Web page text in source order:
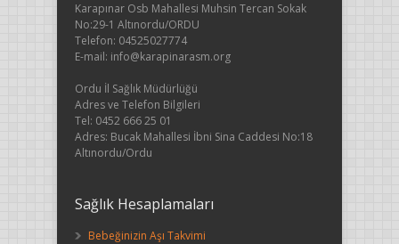
Karapınar Osb Mahallesi Muhsin Tercan Sokak
No:29-1 Altınordu/ORDU
Telefon: 04525027774
E-mail: info@karapinarasm.org
Ordu İl Sağlık Müdürlüğü
Adres ve Telefon Bilgileri
Tel: 0452 666 25 01
Adres: Bucak Mahallesi İbni Sina Caddesi No:18
Altınordu/Ordu
Sağlık Hesaplamaları
Bebeğinizin Aşı Takvimi